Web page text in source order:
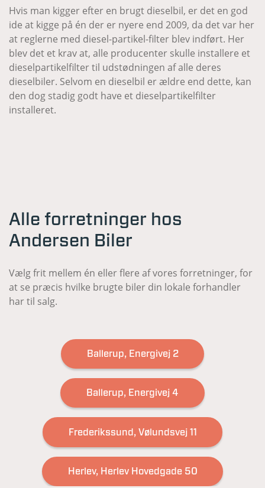
Hvis man kigger efter en brugt dieselbil, er det en god
ide at kigge på én der er nyere end 2009, da det var her
at reglerne med diesel-partikel-filter blev indført. Her
blev det et krav at, alle producenter skulle installere et
dieselpartikelfilter til udstødningen af alle deres
dieselbiler. Selvom en dieselbil er ældre end dette, kan
den dog stadig godt have et dieselpartikelfilter
installeret.
Alle forretninger hos
Andersen Biler
Vælg frit mellem én eller flere af vores forretninger, for
at se præcis hvilke brugte biler din lokale forhandler
har til salg.
Ballerup, Energivej 2
Ballerup, Energivej 4
Frederikssund, Vølundsvej 11
Herlev, Herlev Hovedgade 50